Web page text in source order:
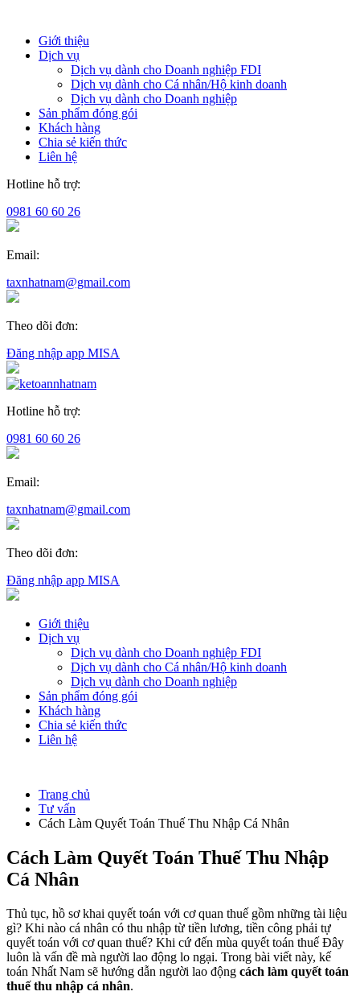
Giới thiệu
Dịch vụ
Dịch vụ dành cho Doanh nghiệp FDI
Dịch vụ dành cho Cá nhân/Hộ kinh doanh
Dịch vụ dành cho Doanh nghiệp
Sản phẩm đóng gói
Khách hàng
Chia sẻ kiến thức
Liên hệ
Hotline hỗ trợ:
0981 60 60 26
Email:
taxnhatnam@gmail.com
Theo dõi đơn:
Đăng nhập app MISA
Hotline hỗ trợ:
0981 60 60 26
Email:
taxnhatnam@gmail.com
Theo dõi đơn:
Đăng nhập app MISA
Giới thiệu
Dịch vụ
Dịch vụ dành cho Doanh nghiệp FDI
Dịch vụ dành cho Cá nhân/Hộ kinh doanh
Dịch vụ dành cho Doanh nghiệp
Sản phẩm đóng gói
Khách hàng
Chia sẻ kiến thức
Liên hệ
Trang chủ
Tư vấn
Cách Làm Quyết Toán Thuế Thu Nhập Cá Nhân
Cách Làm Quyết Toán Thuế Thu Nhập
Cá Nhân
Thủ tục, hồ sơ khai quyết toán với cơ quan thuế gồm những tài liệu
gì? Khi nào cá nhân có thu nhập từ tiền lương, tiền công phải tự
quyết toán với cơ quan thuế? Khi cứ đến mùa quyết toán thuế Đây
luôn là vấn đề mà người lao động lo ngại. Trong bài viết này, kế
toán Nhất Nam sẽ hướng dẫn người lao động cách làm quyết toán
thuế thu nhập cá nhân.